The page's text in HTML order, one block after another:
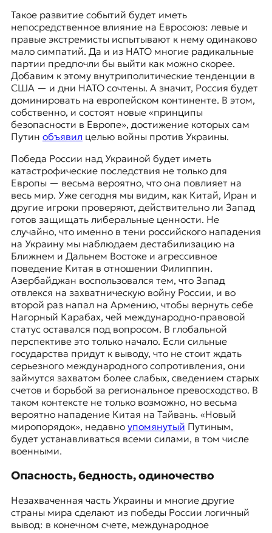
Такое развитие событий будет иметь
непосредственное влияние на Евросоюз: левые и
правые экстремисты испытывают к нему одинаково
мало симпатий. Да и из НАТО многие радикальные
партии предпочли бы выйти как можно скорее.
Добавим к этому внутриполитические тенденции в
США— и дни НАТО сочтены. А значит, Россия будет
доминировать на европейском континенте. В этом,
собственно, и состоят новые «принципы
безопасности в Европе», достижение которых сам
Путин объявилцелью войны против Украины.
Победа России над Украиной будет иметь
катастрофические последствия не только для
Европы — весьма вероятно, что она повлияет на
весь мир. Уже сегодня мы видим, как Китай, Иран и
другие игроки проверяют, действительно ли Запад
готов защищать либеральные ценности. Не
случайно, что именно в тени российского нападения
на Украину мы наблюдаем дестабилизацию на
Ближнем и Дальнем Востоке и агрессивное
поведение Китая в отношении Филиппин.
Азербайджан воспользовался тем, что Запад
отвлекся на захватническую войну России, и во
второй раз напал на Армению, чтобы вернуть себе
Нагорный Карабах, чей международно-правовой
статус оставался под вопросом. В глобальной
перспективе это только начало. Если сильные
государства придут к выводу, что не стоит ждать
серьезного международного сопротивления, они
займутся захватом более слабых, сведением старых
счетов и борьбой за региональное превосходство. В
таком контексте не только возможно, но весьма
вероятно нападение Китая на Тайвань. «Новый
миропорядок», недавно упомянутый Путиным,
будет устанавливаться всеми силами, в том числе
военными.
Опасность, бедность, одиночество
Незахваченная часть Украины и многие другие
страны мира сделают из победы России логичный
вывод: в конечном счете, международное